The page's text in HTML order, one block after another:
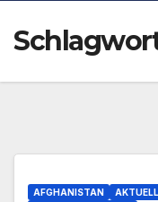
AFGHANISTAN